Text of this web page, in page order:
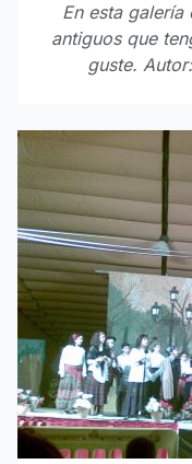
En esta
antiguos que
guste.